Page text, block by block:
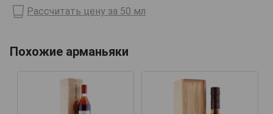
Рассчитать цену за 50 мл
Похожие арманьяки